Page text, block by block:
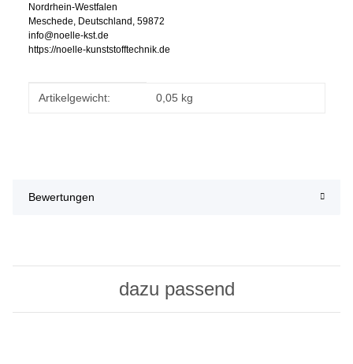
Nordrhein-Westfalen
Meschede, Deutschland, 59872
info@noelle-kst.de
https://noelle-kunststofftechnik.de
Produkteigenschaft
Wert
Artikelgewicht: 0,05 kg
Bewertungen
dazu passend